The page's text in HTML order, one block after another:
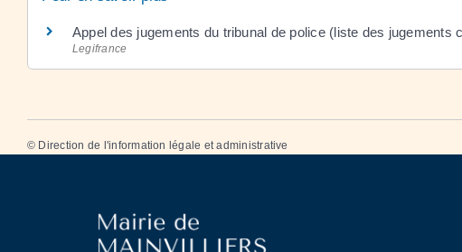
Appel des jugements du tribunal de police (liste des jugements
Legifrance
© Direction de l'information légale et administrative